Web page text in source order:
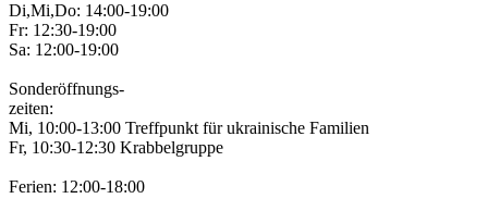
Di,Mi,Do: 14:00-19:00
Fr: 12:30-19:00
Sa: 12:00-19:00
Sonderöffnungs-
zeiten:
Mi, 10:00-13:00 Treffpunkt für ukrainische Familien
Fr, 10:30-12:30 Krabbelgruppe
Ferien: 12:00-18:00